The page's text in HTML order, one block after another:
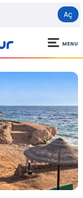
Aç
MENU